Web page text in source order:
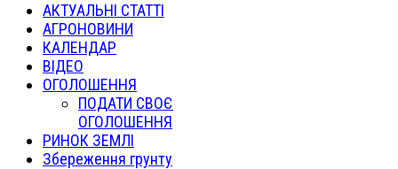
АКТУАЛЬНІ СТАТТІ
АГРОНОВИНИ
КАЛЕНДАР
ВІДЕО
ОГОЛОШЕННЯ
ПОДАТИ СВОЄ
ОГОЛОШЕННЯ
РИНОК ЗЕМЛІ
Збереження грунту